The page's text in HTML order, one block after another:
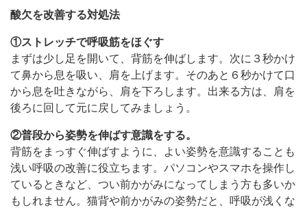
酸欠を改善する対処法
①ストレッチで呼吸筋をほぐす
まずは少し足を開いて、背筋を伸ばします。次に３秒かけ
て鼻から息を吸い、肩を上げます。そのあと６秒かけて口
から息を吐きながら、肩を下ろします。出来る方は、肩を
後ろに回して元に戻してみましょう。
②普段から姿勢を伸ばす意識をする。
背筋をまっすぐ伸ばすように、よい姿勢を意識することも
浅い呼吸の改善に役立ちます。パソコンやスマホを操作し
ているときなど、つい前かがみになってしまう方も多いか
もしれません。猫背や前かがみの姿勢だと、呼吸が浅くな